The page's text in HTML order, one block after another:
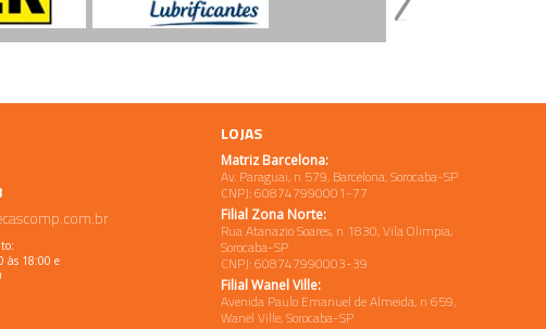
às 18:00 e
LOJAS
Matriz Barcelona:
Av. Paraguai, n 579, Barcelona, Sorocaba-SP
CNPJ: 608747990001-77
Filial Zona Norte:
Rua Atanazio Soares, n 1830, Vila Olimpia,
Sorocaba-SP
CNPJ: 608747990003-39
Filial Wanel Ville:
Avenida Paulo Emanuel de Almeida, n 659,
Wanel Ville, Sorocaba-SP